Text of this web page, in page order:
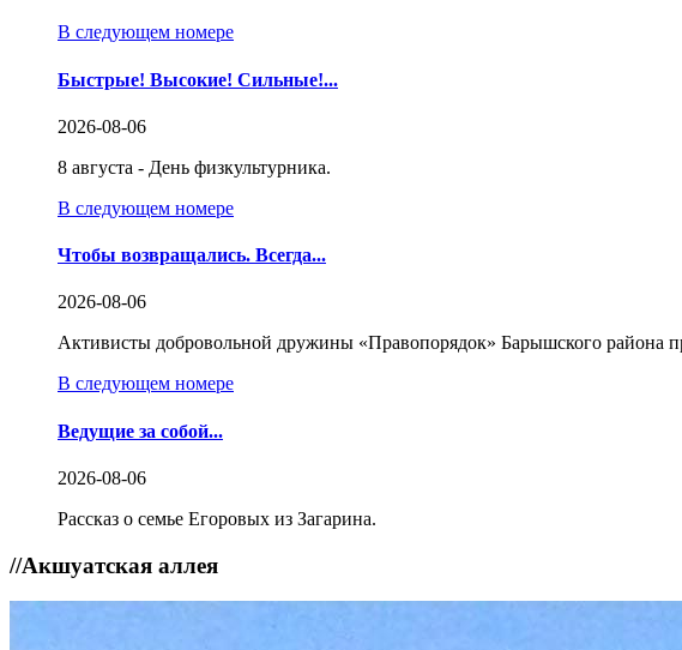
В следующем номере
Быстрые! Высокие! Сильные!...
2026-08-06
8 августа - День физкультурника.
В следующем номере
Чтобы возвращались. Всегда...
2026-08-06
Активисты добровольной дружины «Правопорядок» Барышского района
В следующем номере
Ведущие за собой...
2026-08-06
Рассказ о семье Егоровых из Загарина.
//Акшуатская аллея